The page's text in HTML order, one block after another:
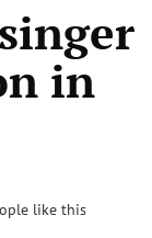
in
like this